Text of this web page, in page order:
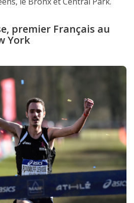
premier Français au
York